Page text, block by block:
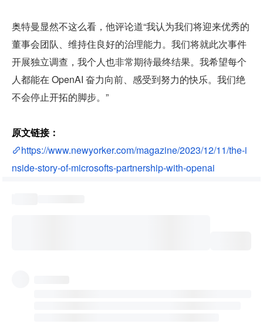
奥特曼显然不这么看，他评论道“我认为我们将迎来优秀的
董事会团队、维持住良好的治理能力。我们将就此次事件
开展独立调查，我个人也非常期待最终结果。我希望每个
人都能在 OpenAI 奋力向前、感受到努力的快乐。我们绝
不会停止开拓的脚步。”
原文链接：
https://www.newyorker.com/magazine/2023/12/11/the-i
nside-story-of-microsofts-partnership-with-openai